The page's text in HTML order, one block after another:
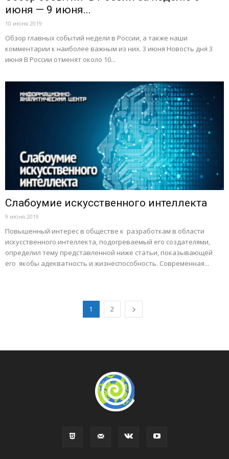
июня — 9 июня...
10 июня 2019
Обзор главных событий недели в России, а также наши
комментарии к наиболее важным из них. 3 июня Новость дня 3
июня В России отменят около 10...
Слабоумие искусственного интеллекта
9 июня 2019
Повышенный интерес в обществе к разработкам в области
искусственного интеллекта, подогреваемый его создателями,
определил тему представленной ниже статьи, показывающей
его якобы адекватность и жизнеспособность. Современная...
1 2